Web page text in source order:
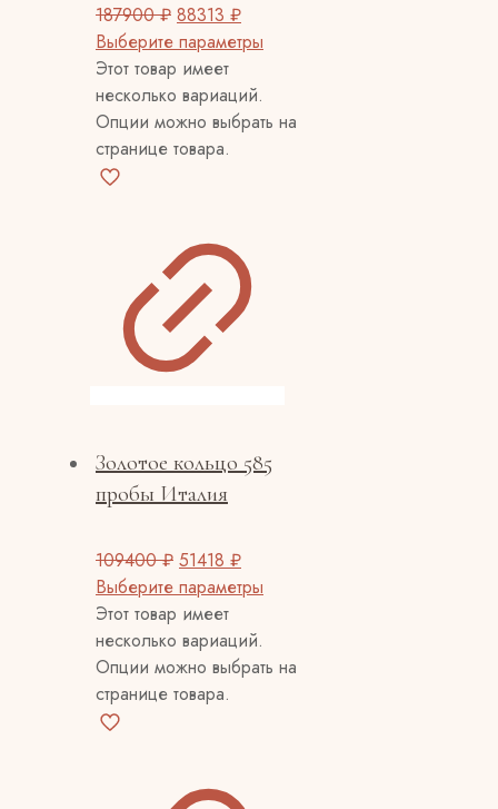
187900₽ 88313 ₽
Выберите параметры
Этот товар имеет
несколько вариаций.
Опции можно выбрать на
странице товара.
Золотое кольцо 585
пробы Италия
109400₽ 51418 ₽
Выберите параметры
Этот товар имеет
несколько вариаций.
Опции можно выбрать на
странице товара.